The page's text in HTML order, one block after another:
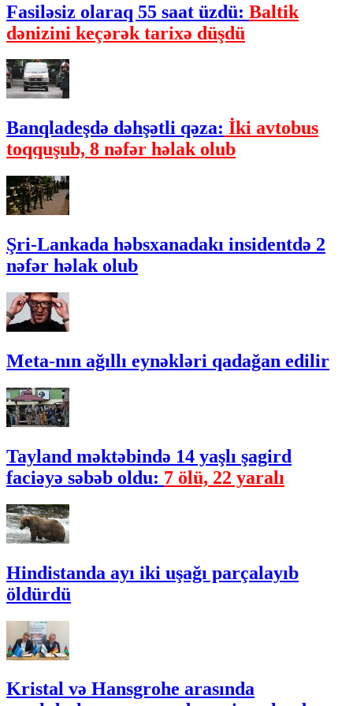
Fasiləsiz olaraq 55 saat üzdü: Baltik
dənizini keçərək tarixə düşdü
Banqladeşdə dəhşətli qəza: İki avtobus
toqquşub, 8 nəfər həlak olub
Şri-Lankada həbsxanadakı insidentdə 2
nəfər həlak olub
Meta-nın ağıllı eynəkləri qadağan edilir
Tayland məktəbində 14 yaşlı şagird
faciəyə səbəb oldu: 7 ölü, 22 yaralı
Hindistanda ayı iki uşağı parçalayıb
öldürdü
Kristal və Hansgrohe arasında